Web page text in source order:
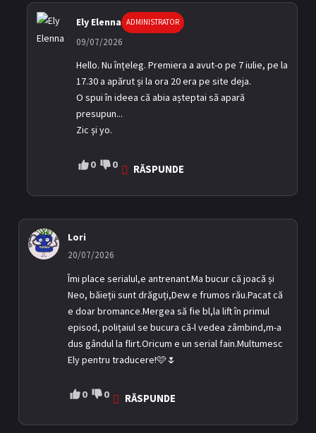
Ely Elenna ADMINISTRATOR
09/07/2026
Hello. Nu înțeleg. Premiera a avut-o pe 7 iulie, pe la
17.30 a apărut și la ora 20 era pe site deja.
O spui în ideea că abia așteptai să apară
presupun...
Zic și yo.
0 0 RĂSPUNDE
Lori
20/07/2026
Îmi place serialul,e antrenant.Ma bucur că joacă și
Neo, băieții sunt drăguți,Dew e frumos rău.Pacat că
e doar bromance.Mergea să fie bl,la lift în primul
episod, polițaiul se bucura că-l vedea zâmbind,m-a
dus gândul la flirt.Oricum e un serial fain.Multumesc
Ely pentru traducere!🩷🌷
0 0 RĂSPUNDE